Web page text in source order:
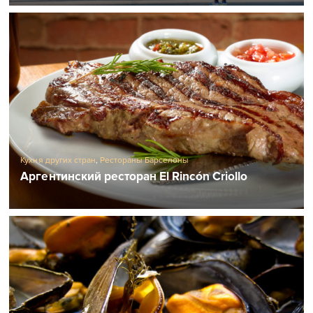
Кухня других стран, Рестораны Барселоны
Аргентинский ресторан El Rincón Criollo